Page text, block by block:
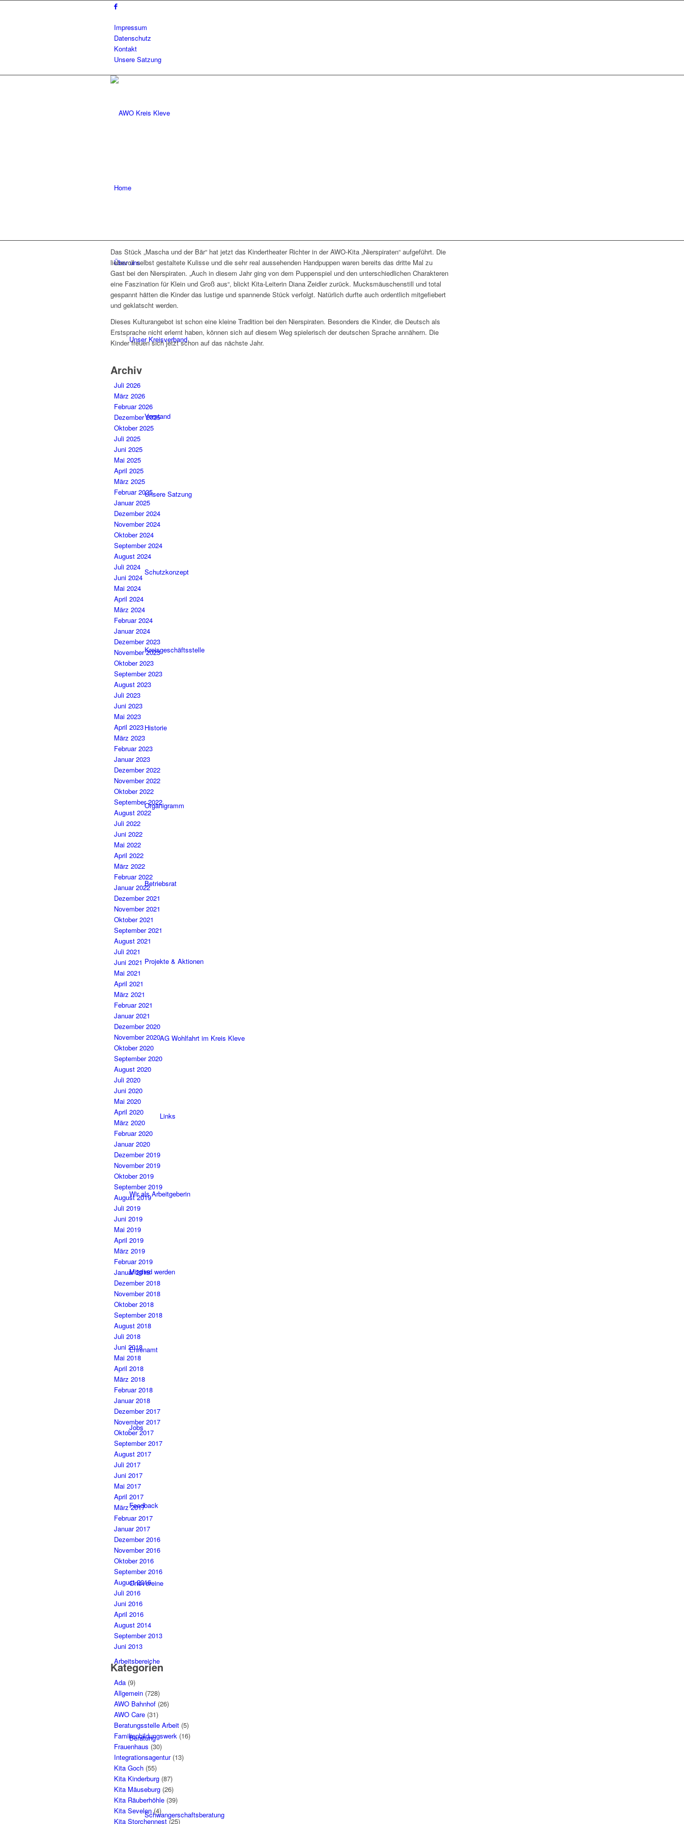
Impressum
Datenschutz
Kontakt
Unsere Satzung
Home
Über uns
Unser Kreisverband
Vorstand
Unsere Satzung
Schutzkonzept
Kreisgeschäftsstelle
Historie
Organigramm
Betriebsrat
Projekte & Aktionen
AG Wohlfahrt im Kreis Kleve
Links
Wir als Arbeitgeberin
Mitglied werden
Ehrenamt
Jobs
Feedback
Ortsvereine
Arbeitsbereiche
Beratung
Schwangerschaftsberatung
Das Stück „Mascha und der Bär“ hat jetzt das Kindertheater Richter in der AWO-Kita „Nierspiraten“ aufgeführt. Die
liebevoll selbst gestaltete Kulisse und die sehr real aussehenden Handpuppen waren bereits das dritte Mal zu
Gast bei den Nierspiraten. „Auch in diesem Jahr ging von dem Puppenspiel und den unterschiedlichen Charakteren
eine Faszination für Klein und Groß aus“, blickt Kita-Leiterin Diana Zeidler zurück. Mucksmäuschenstill und total
gespannt hätten die Kinder das lustige und spannende Stück verfolgt. Natürlich durfte auch ordentlich mitgefiebert
und geklatscht werden.
Dieses Kulturangebot ist schon eine kleine Tradition bei den Nierspiraten. Besonders die Kinder, die Deutsch als
Erstsprache nicht erlernt haben, können sich auf diesem Weg spielerisch der deutschen Sprache annähern. Die
Kinder freuen sich jetzt schon auf das nächste Jahr.
Archiv
Juli 2026
März 2026
Februar 2026
Dezember 2025
Oktober 2025
Juli 2025
Juni 2025
Mai 2025
April 2025
März 2025
Februar 2025
Januar 2025
Dezember 2024
November 2024
Oktober 2024
September 2024
August 2024
Juli 2024
Juni 2024
Mai 2024
April 2024
März 2024
Februar 2024
Januar 2024
Dezember 2023
November 2023
Oktober 2023
September 2023
August 2023
Juli 2023
Juni 2023
Mai 2023
April 2023
März 2023
Februar 2023
Januar 2023
Dezember 2022
November 2022
Oktober 2022
September 2022
August 2022
Juli 2022
Juni 2022
Mai 2022
April 2022
März 2022
Februar 2022
Januar 2022
Dezember 2021
November 2021
Oktober 2021
September 2021
August 2021
Juli 2021
Juni 2021
Mai 2021
April 2021
März 2021
Februar 2021
Januar 2021
Dezember 2020
November 2020
Oktober 2020
September 2020
August 2020
Juli 2020
Juni 2020
Mai 2020
April 2020
März 2020
Februar 2020
Januar 2020
Dezember 2019
November 2019
Oktober 2019
September 2019
August 2019
Juli 2019
Juni 2019
Mai 2019
April 2019
März 2019
Februar 2019
Januar 2019
Dezember 2018
November 2018
Oktober 2018
September 2018
August 2018
Juli 2018
Juni 2018
Mai 2018
April 2018
März 2018
Februar 2018
Januar 2018
Dezember 2017
November 2017
Oktober 2017
September 2017
August 2017
Juli 2017
Juni 2017
Mai 2017
April 2017
März 2017
Februar 2017
Januar 2017
Dezember 2016
November 2016
Oktober 2016
September 2016
August 2016
Juli 2016
Juni 2016
April 2016
August 2014
September 2013
Juni 2013
Kategorien
Ada (9)
Allgemein (728)
AWO Bahnhof (26)
AWO Care (31)
Beratungsstelle Arbeit (5)
Familienbildungswerk (16)
Frauenhaus (30)
Integrationsagentur(13)
Kita Goch (55)
Kita Kinderburg (87)
Kita Mäuseburg (26)
Kita Räuberhöhle (39)
Kita Sevelen(4)
Kita Storchennest(25)